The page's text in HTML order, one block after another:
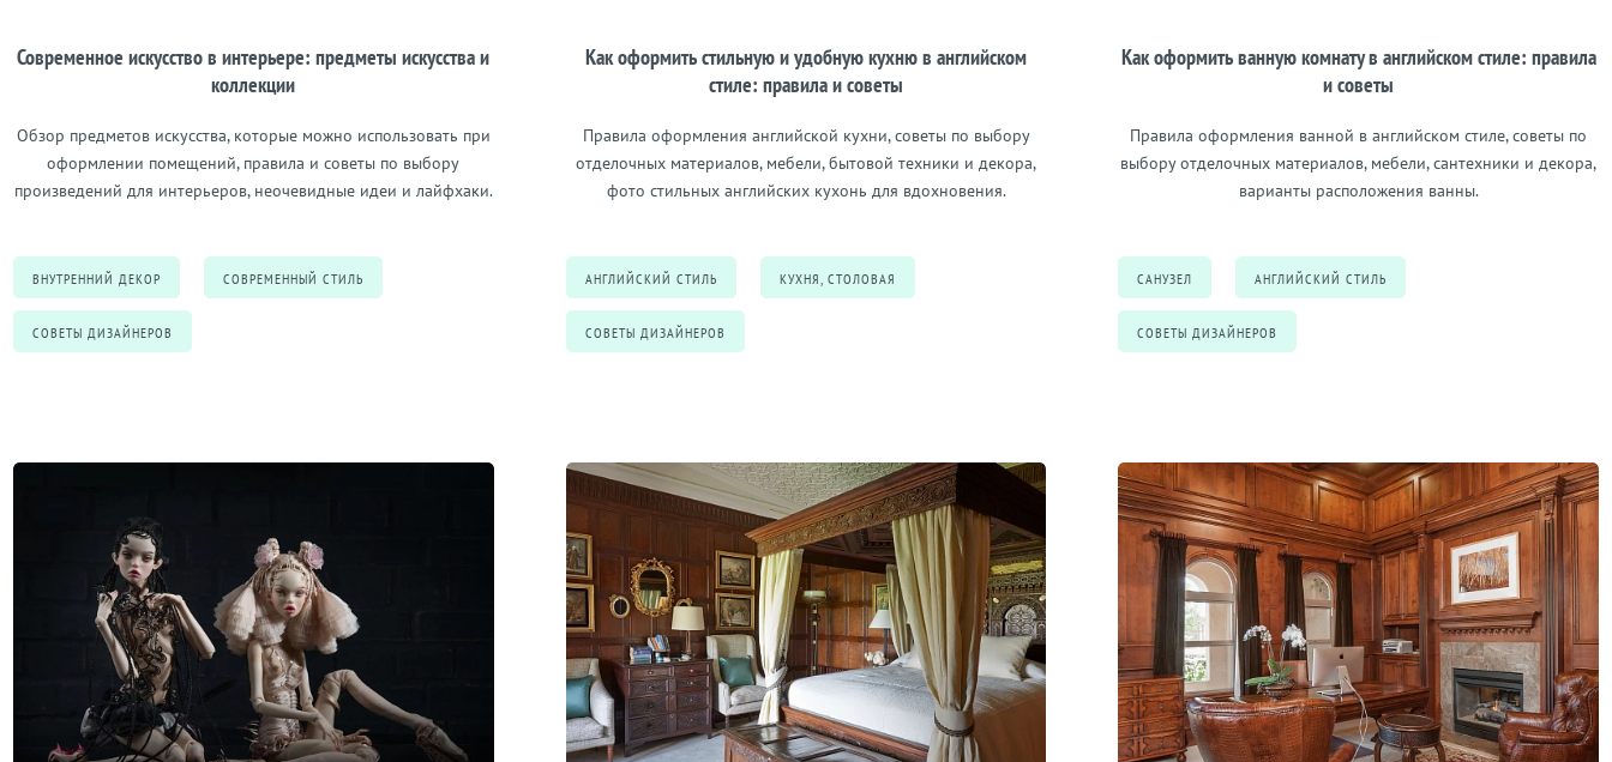
Современное искусство в интерьере: предметы искусства и
коллекции
Обзор предметов искусства, которые можно использовать при
оформлении помещений, правила и советы по выбору
произведений для интерьеров, неочевидные идеи и лайфхаки.
ВНУТРЕННИЙ ДЕКОР СОВРЕМЕННЫЙ СТИЛЬ
СОВЕТЫ ДИЗАЙНЕРОВ
Как оформить стильную и удобную кухню в английском
стиле: правила и советы
Правила оформления английской кухни, советы по выбору
отделочных материалов, мебели, бытовой техники и декора,
фото стильных английских кухонь для вдохновения.
АНГЛИЙСКИЙ СТИЛЬ КУХНЯ, СТОЛОВАЯ
СОВЕТЫ ДИЗАЙНЕРОВ
Как оформить ванную комнату в английском стиле: правила
и советы
Правила оформления ванной в английском стиле, советы по
выбору отделочных материалов, мебели, сантехники и декора,
варианты расположения ванны.
САНУЗЕЛ АНГЛИЙСКИЙ СТИЛЬ
СОВЕТЫ ДИЗАЙНЕРОВ